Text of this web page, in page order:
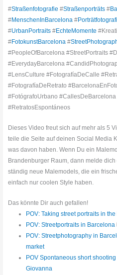
#Straßenfotografie #Straßenporträts #
#MenschenInBarcelona #
#UrbanPortraits #EchteMomente
#FotokunstBarcelona #
#PeopleOfBarcelona #StreetPortraits
#EverydayBarcelona
#LensCulture #FotografíaDeCalle
#FotografíaDeRetrato
#FotógrafoUrbano
#RetratosEspontáneos
Dieses Video freut sich auf mehr als 5
teile die Seite auf deinen Social Media
was davon haben. Wenn Du ein
Brandenburger Raum, dann melde
ständig neue Malemodels, die ein
einfach nur coolen Style haben.
Das könnte Dir auch gefallen!
POV: Taking street portraits in
POV: Streetportraits in Barcelona
POV: Streetphotography in
market
POV Spontaneous short
Giovanna